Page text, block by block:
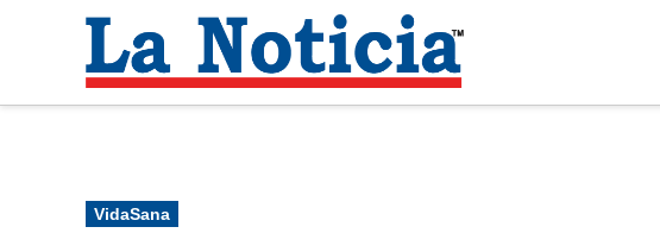
contenido
Noticia
Publicado
en
VidaSana